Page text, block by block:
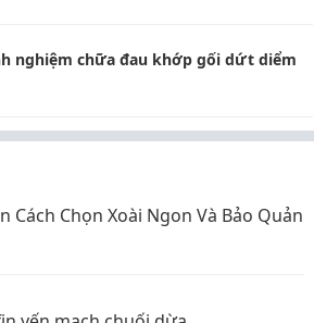
nghiệm chữa đau khớp gối dứt diểm
Cách Chọn Xoài Ngon Và Bảo Quản